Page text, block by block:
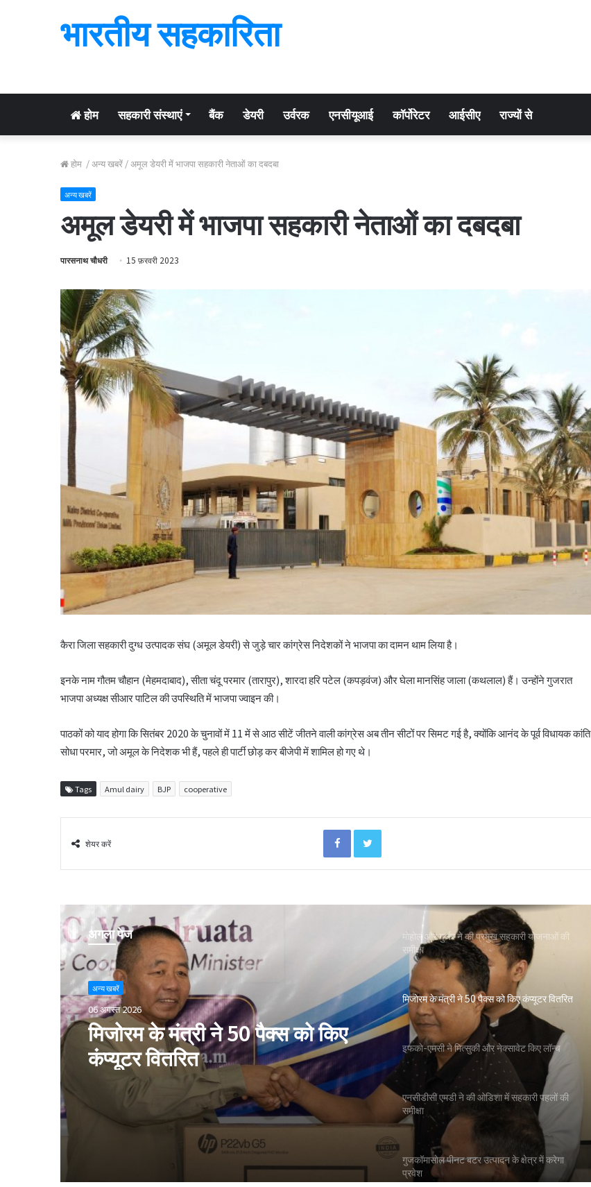
भारतीय सहकारिता
होम सहकारी संस्थाएं बैंक डेयरी उर्वरक एनसीयूआई कॉर्पोरेटर आईसीए राज्यों से
होम /अन्य खबरें /अमूल डेयरी में भाजपा सहकारी नेताओं का दबदबा
अन्य खबरें
अमूल डेयरी में भाजपा सहकारी नेताओं का दबदबा
पारसनाथ चौधरी 15 फ़रवरी 2023
कैरा जिला सहकारी दुग्ध उत्पादक संघ (अमूल डेयरी) से जुड़े चार कांग्रेस निदेशकों ने भाजपा का दामन थाम लिया है।
इनके नाम गौतम चौहान (मेहमदाबाद), सीता चंदू परमार (तारापुर), शारदा हरि पटेल (कपड़वंज) और घेला मानसिंह जाला (कथलाल) हैं। उन्होंने गुजरात
भाजपा अध्यक्ष सीआर पाटिल की उपस्थिति में भाजपा ज्वाइन की।
पाठकों को याद होगा कि सितंबर 2020 के चुनावों में 11 में से आठ सीटें जीतने वाली कांग्रेस अब तीन सीटों पर सिमट गई है, क्योंकि आनंद के पूर्व विधायक कांति
सोधा परमार, जो अमूल के निदेशक भी हैं, पहले ही पार्टी छोड़ कर बीजेपी में शामिल हो गए थे।
Tags Amul dairy BJP cooperative
शेयर करें
FacebookTwitter
अगला पेज
अन्य खबरें
06 अगस्त 2026
मिजोरम के मंत्री ने 50 पैक्स को किए
कंप्यूटर वितरित
पीएम-किसान योजना के विस्तार का संघानी ने किया
ओडिशा के 29.5 लाख किसानों को मिला नैनो उर्वरकों
मोहोल और गुर्जर ने की प्रमुख सहकारी योजनाओं की
समीक्षा
मिजोरम के मंत्री ने 50 पैक्स को किए कंप्यूटर वितरित
इफको-एमसी ने मित्सुकी और नेक्सावेट किए लॉन्च
एनसीडीसी एमडी ने की ओडिशा में सहकारी पहलों की
समीक्षा
गुजकॉमासोल पीनट बटर उत्पादन के क्षेत्र में करेगा
प्रवेश